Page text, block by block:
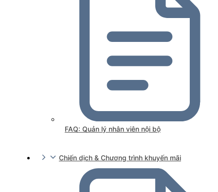
FAQ: Quản lý nhân viên nội bộ
Chiến dịch & Chương trình khuyến mãi